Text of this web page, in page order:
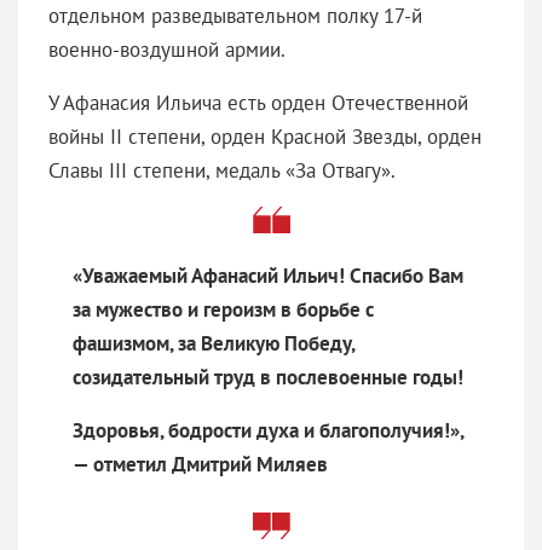
отдельном разведывательном полку 17-й
военно-воздушной армии.
У Афанасия Ильича есть орден Отечественной
войны II степени, орден Красной Звезды, орден
Славы III степени, медаль «За Отвагу».
«Уважаемый Афанасий Ильич! Спасибо Вам
за мужество и героизм в борьбе с
фашизмом, за Великую Победу,
созидательный труд в послевоенные годы!
Здоровья, бодрости духа и благополучия!»,
— отметил Дмитрий Миляев